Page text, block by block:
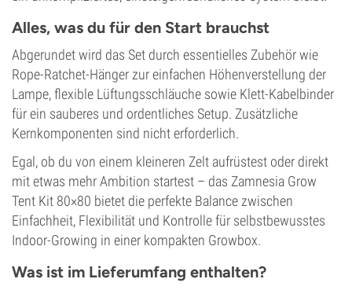
Alles, was du für den Start brauchst
Abgerundet wird das Set durch essentielles Zubehör wie
Rope-Ratchet-Hänger zur einfachen Höhenverstellung der
Lampe, flexible Lüftungsschläuche sowie Klett-Kabelbinder
für ein sauberes und ordentliches Setup. Zusätzliche
Kernkomponenten sind nicht erforderlich.
Egal, ob du von einem kleineren Zelt aufrüstest oder direkt
mit etwas mehr Ambition startest – das Zamnesia Grow
Tent Kit 80×80 bietet die perfekte Balance zwischen
Einfachheit, Flexibilität und Kontrolle für selbstbewusstes
Indoor-Growing in einer kompakten Growbox.
Was ist im Lieferumfang enthalten?